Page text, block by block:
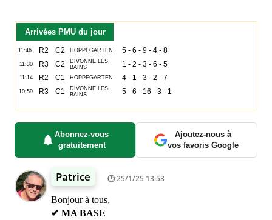
Arrivées PMU du jour
Abonnez-vous
gratuitement
Ajoutez-nous à
vos favoris Google
Patrice 25/1/25 13:53
Bonjour à tous,
✔ MA BASE